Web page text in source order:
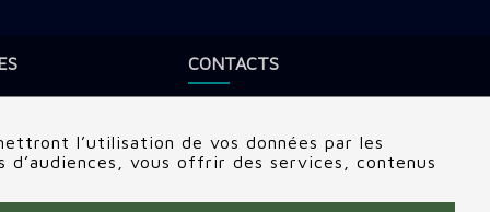
CONTACTS
Tél: +336 69 72 88 86
l’utilisation de vos données par les
vous offrir des services, contenus